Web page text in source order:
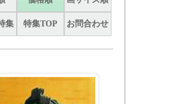
集 特集TOP お問合わせ